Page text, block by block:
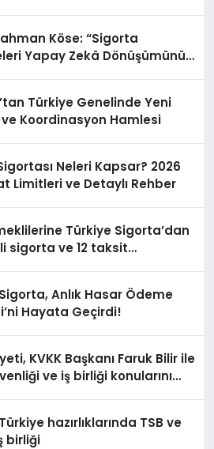
Köse: “Sigorta
Yapay Zekâ Dönüşümünün
Türkiye Genelinde Yeni
Koordinasyon Hamlesi
Neleri Kapsar? 2026
Limitleri ve Detaylı Rehber
Türkiye Sigorta’dan
sigorta ve 12 taksit
Anlık Hasar Ödeme
Hayata Geçirdi!
KVKK Başkanı Faruk Bilir ile
ve iş birliği konularını
hazırlıklarında TSB ve
birliği